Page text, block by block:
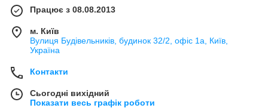
Працює з 08.08.2013
м. Київ
Вулиця Будівельників, будинок 32/2, офіс 1а, Київ,
Україна
Контакти
Сьогодні вихідний
Показати весь графік роботи